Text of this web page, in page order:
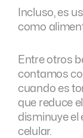
Incluso, es
como
Entre otros
contamos
cuando es
que reduce
disminuye el
celular.